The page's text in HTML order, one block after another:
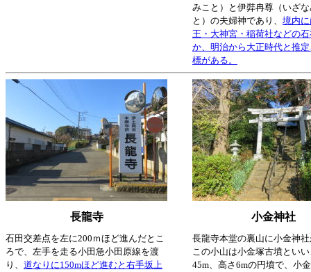
みこと）と伊弉冉尊（いざ
と）の夫婦神であり、 境内
王・大神宮・稲荷社などの
か、明治から大正時代と推
標がある。
長龍寺 小金神社
石田交差点を左に200ｍほど進んだとこ
ろで、左手を走る小田急小田原線を渡
り、 道なりに150mほど進むと右手坂上
長龍寺本堂の裏山に小金神
この小山は小金塚古墳とい
45m、高さ6mの円墳で、小